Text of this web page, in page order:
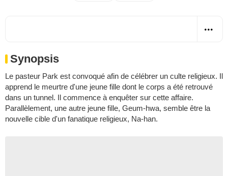
Synopsis
Le pasteur Park est convoqué afin de célébrer un culte religieux. Il
apprend le meurtre d'une jeune fille dont le corps a été retrouvé
dans un tunnel. Il commence à enquêter sur cette affaire.
Parallèlement, une autre jeune fille, Geum-hwa, semble être la
nouvelle cible d'un fanatique religieux, Na-han.